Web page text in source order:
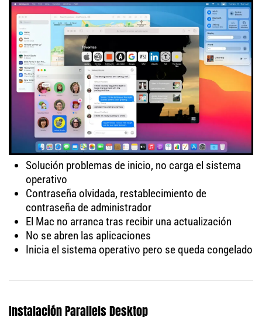
Solución problemas de inicio, no carga el sistema
operativo
Contraseña olvidada, restablecimiento de
contraseña de administrador
El Mac no arranca tras recibir una actualización
No se abren las aplicaciones
Inicia el sistema operativo pero se queda congelado
Instalación Parallels Desktop